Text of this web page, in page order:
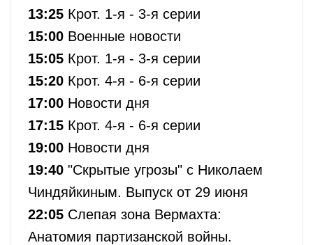
13:25 Крот. 1-я - 3-я серии
15:00 Военные новости
15:05 Крот. 1-я - 3-я серии
15:20 Крот. 4-я - 6-я серии
17:00 Новости дня
17:15 Крот. 4-я - 6-я серии
19:00 Новости дня
19:40 "Скрытые угрозы" с Николаем
Чиндяйкиным. Выпуск от 29 июня
22:05 Слепая зона Вермахта:
Анатомия партизанской войны.